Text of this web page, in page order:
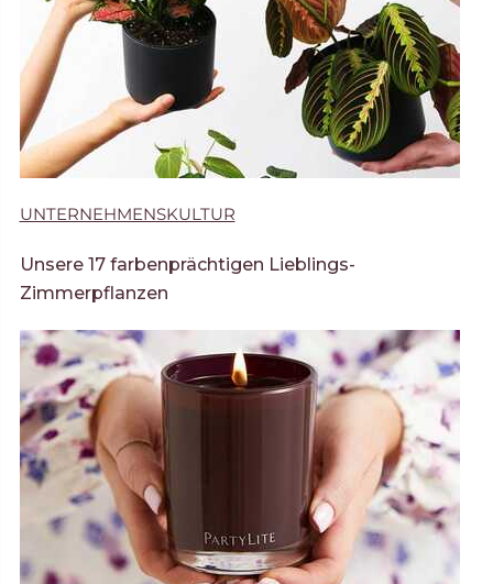
UNTERNEHMENSKULTUR
Unsere 17 farbenprächtigen Lieblings-
Zimmerpflanzen